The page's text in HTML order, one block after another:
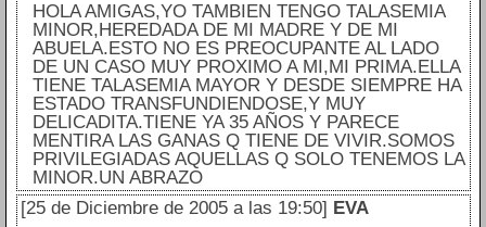
HOLA AMIGAS,YO TAMBIEN TENGO TALASEMIA
MINOR,HEREDADA DE MI MADRE Y DE MI
ABUELA.ESTO NO ES PREOCUPANTE AL LADO
DE UN CASO MUY PROXIMO A MI,MI PRIMA.ELLA
TIENE TALASEMIA MAYOR Y DESDE SIEMPRE HA
ESTADO TRANSFUNDIENDOSE,Y MUY
DELICADITA.TIENE YA 35 AÑOS Y PARECE
MENTIRA LAS GANAS Q TIENE DE VIVIR.SOMOS
PRIVILEGIADAS AQUELLAS Q SOLO TENEMOS LA
MINOR.UN ABRAZO
[25 de Diciembre de 2005 a las 19:50] EVA